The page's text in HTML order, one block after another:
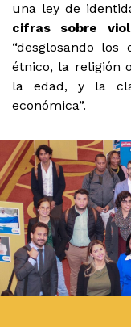
una ley de
cifras sobre
“desglosando
étnico, la religión
la edad, y la
económica”.